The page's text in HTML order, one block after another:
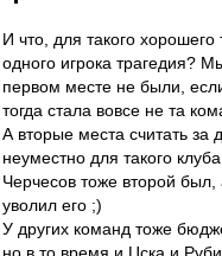
И что, для такого хорошего
одного игрока трагедия?
первом месте не были,
тогда стала вовсе не та
А вторые места считать за
неуместно для такого
Черчесов тоже второй
уволил его ;)
У других команд тоже